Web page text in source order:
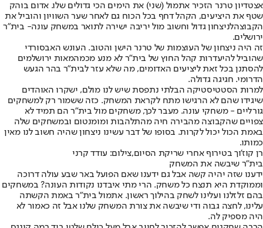
אצטדיון טרנר הזכיר אתמול (שני) את הימים הכי גדולים שלו. אדום בוהק
שטף את היציעים, הקהל דחף בכל הכוח גם לאחר שער השוויון והוביל את
הקבוצהלניצחון גדול וחשוב מול יריבה ישירה לתואר במשחק עונה- בית"ר
ירושלים.
זה היה ניצחון של העוצמות של טרנר הישן והטוב. העונש האבסורדי
שהוביל להיעדרות קהל החוץ של בית"ר לא מנע מכמהמאות ירושלמים
להסתנן בכל זאת ליציעים האדומים, מה שלא עזר לבית"ר בהר הגעש
הדרומי. חגיגה גדולה.
למרות הסטטיסטיקה הבלתי נתפסת שיש לנו מולם, ישקרו האוהדים
שיגידו שהם לא הרגישו מתח לקראת המשחק. כזה ששמור רק למשחקים
גורליים - משחקי עונה. מעבר לכך, משחקים מול בית"ר הם תמיד לא
צפויים שהקבוצה מהבירה חיה מהתלהבות ומומנטום ובמשחקים שלה
באמת הכול יכול לקרות. בסופו של דבר עשינו ניצחון שהיה חשוב לנו מאין
כמותו.
רן קוז'וך בטירוף אחרי שריקת הסיום,צילום: עודד קרני
בית"ר שיבשה את המשחק
ידענו שזה יהיה קשה אבל גם ידענו שאם הפועל באר שבע עולה דרוכה
וממוקדת היא תנצח כל משחק. הרי מתי איבדנו נקודות העונה? במשחקים
בהם זלזלנו ועלינו לשחק בהילוך ראשון. אתמול בית"ר באמת הקשתה
עלינו, לחצה גבוה ודי שיבשה את צורת המשחק שלנו אבל זה כאמור לא
היה מספיק לה.